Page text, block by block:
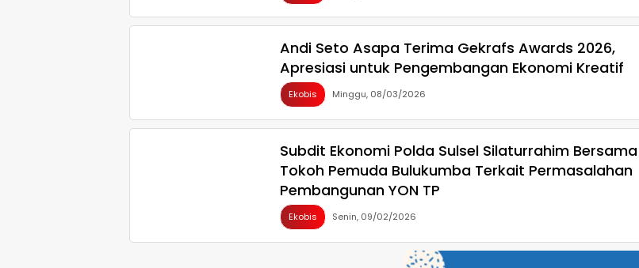
Andi Seto Asapa Terima Gekrafs Awards 2026,
Apresiasi untuk Pengembangan Ekonomi Kreatif
Ekobis Minggu, 08/03/2026
Subdit Ekonomi Polda Sulsel Silaturrahim Bersama
Tokoh Pemuda Bulukumba Terkait Permasalahan
Pembangunan YON TP
Ekobis Senin, 09/02/2026